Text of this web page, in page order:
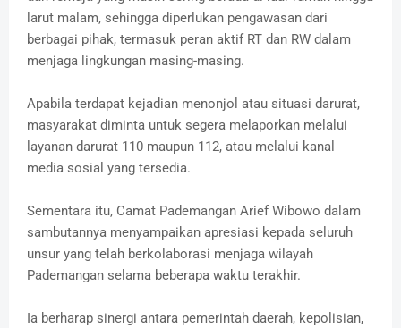
larut malam, sehingga diperlukan pengawasan dari
berbagai pihak, termasuk peran aktif RT dan RW dalam
menjaga lingkungan masing-masing.
Apabila terdapat kejadian menonjol atau situasi darurat,
masyarakat diminta untuk segera melaporkan melalui
layanan darurat 110 maupun 112, atau melalui kanal
media sosial yang tersedia.
Sementara itu, Camat Pademangan Arief Wibowo dalam
sambutannya menyampaikan apresiasi kepada seluruh
unsur yang telah berkolaborasi menjaga wilayah
Pademangan selama beberapa waktu terakhir.
Ia berharap sinergi antara pemerintah daerah, kepolisian,